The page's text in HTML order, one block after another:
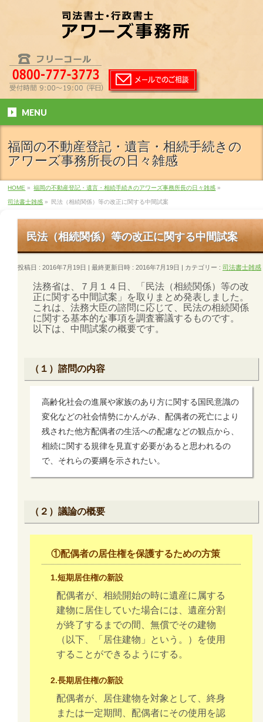
MENU
福岡の不動産登記・遺言・相続手続きの
アワーズ事務所長の日々雑感
HOME » 福岡の不動産登記・遺言・相続手続きのアワーズ事務所長の日々雑感 »
司法書士雑感 » 民法（相続関係）等の改正に関する中間試案
民法（相続関係）等の改正に関する中間試案
投稿日 : 2016年7月19日 最終更新日時 : 2016年7月19日 カテゴリー : 司法書士雑感
法務省は、７月１４日、「民法（相続関係）等の改
正に関する中間試案」を取りまとめ発表しました。
これは、法務大臣の諮問に応じて、民法の相続関係
に関する基本的な事項を調査審議するものです。
以下は、中間試案の概要です。
（１）諮問の内容
高齢化社会の進展や家族のあり方に関する国民意識の
変化などの社会情勢にかんがみ、配偶者の死亡により
残された他方配偶者の生活への配慮などの観点から、
相続に関する規律を見直す必要があると思われるの
で、それらの要綱を示されたい。
（２）議論の概要
①配偶者の居住権を保護するための方策
1.短期居住権の新設
配偶者が、相続開始の時に遺産に属する
建物に居住していた場合には、遺産分割
が終了するまでの間、無償でその建物
（以下、「居住建物」という。）を使用
することができるようにする。
2.長期居住権の新設
配偶者が、居住建物を対象として、終身
または一定期間、配偶者にその使用を認